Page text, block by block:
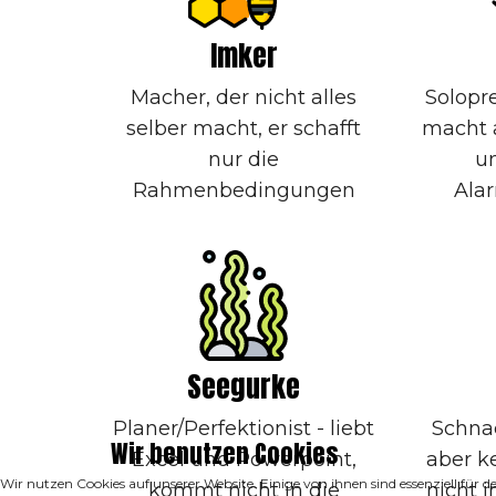
Imker
Macher, der nicht alles
selber macht, er schafft
nur die
Rahmenbedingungen
macht
Seegurke
Planer/Perfektionist - liebt
Excel und Powerpoint,
kommt nicht in die
aber
nicht
Wir benutzen Cookies
Wir nutzen Cookies auf unserer Website. Einige von ihnen sind essenziell für